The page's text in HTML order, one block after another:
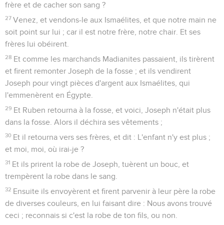
frère et de cacher son sang ?
27 Venez, et vendons-le aux Ismaélites, et que notre main ne
soit point sur lui ; car il est notre frère, notre chair. Et ses
frères lui obéirent.
28 Et comme les marchands Madianites passaient, ils tirèrent
et firent remonter Joseph de la fosse ; et ils vendirent
Joseph pour vingt pièces d'argent aux Ismaélites, qui
l'emmenèrent en Égypte.
29 Et Ruben retourna à la fosse, et voici, Joseph n'était plus
dans la fosse. Alors il déchira ses vêtements ;
30 Et il retourna vers ses frères, et dit : L'enfant n'y est plus ;
et moi, moi, où irai-je ?
31 Et ils prirent la robe de Joseph, tuèrent un bouc, et
trempèrent la robe dans le sang.
32 Ensuite ils envoyèrent et firent parvenir à leur père la robe
de diverses couleurs, en lui faisant dire : Nous avons trouvé
ceci ; reconnais si c'est la robe de ton fils, ou non.